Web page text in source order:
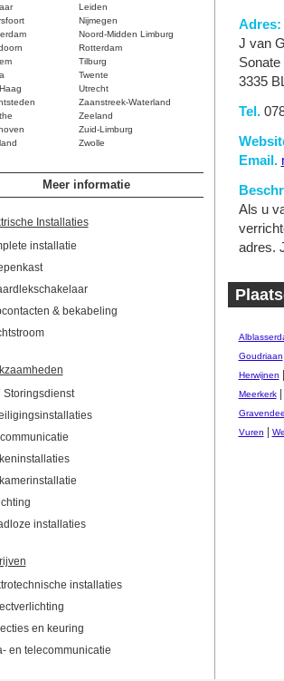
Leiden
Nijmegen
Noord-Midden Limburg
Rotterdam
Tilburg
Twente
Utrecht
Zaanstreek-Waterland
Zeeland
Zuid-Limburg
Zwolle
Meer informatie
Installaties
installatie
& bekabeling
Storingsdienst
installaties
installaties
en keuring
en telecommunicatie
Adres:
J van
Sonate
3335
Tel.
Email.
Als u
adres.
Goudriaan
Herwijnen
Meerkerk|
Vuren